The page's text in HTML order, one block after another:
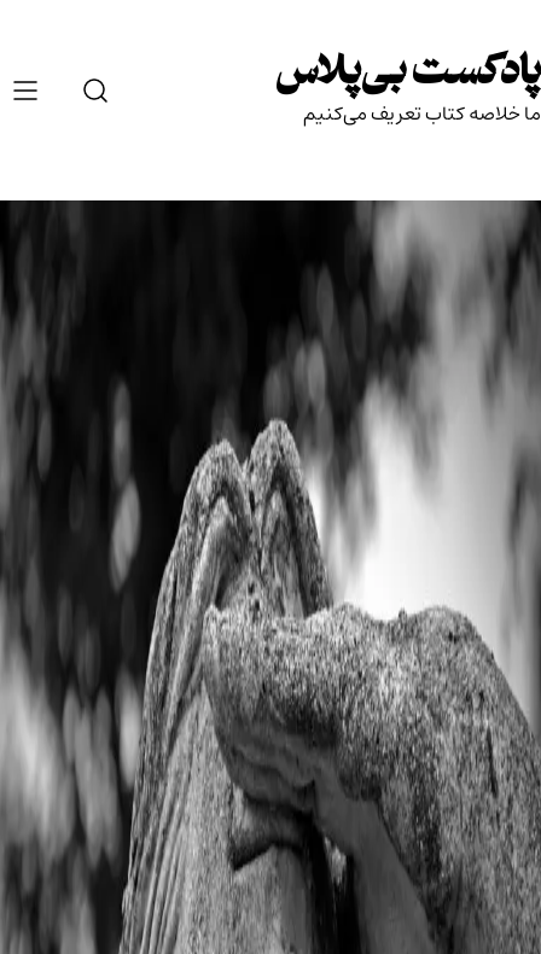
to
content
پادکست بی‌پلاس
ما خلاصه کتاب تعریف می‌کنیم